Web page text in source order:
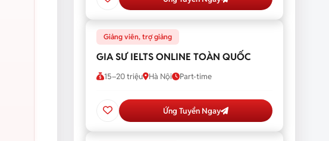
Giảng viên, trợ giảng
GIA SƯ IELTS ONLINE TOÀN QUỐC
15–20 triệu Hà Nội Part-time
Ứng Tuyển Ngay